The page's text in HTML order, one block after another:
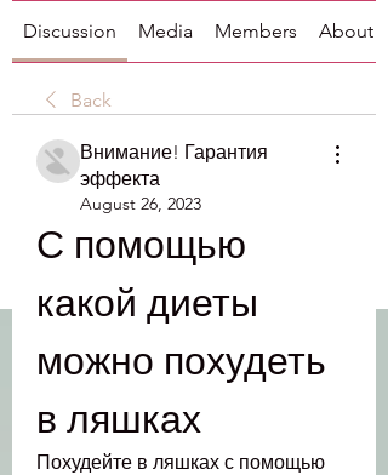
Discussion Media Members About
Back
Внимание! Гарантия
эффекта
August 26, 2023
С помощью
какой диеты
можно похудеть
в ляшках
Похудейте в ляшках с помощью